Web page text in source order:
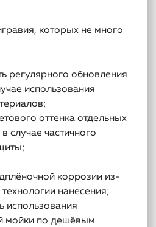
которых не много
регулярного обновления
использования
оттенка отдельных
случае частичного
коррозии из-
нанесения;
использования
мойки по дешёвым